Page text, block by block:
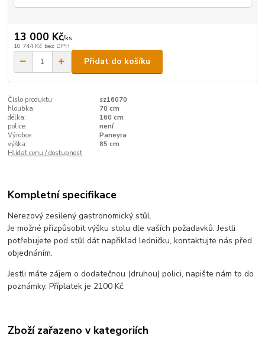
13 000 Kč/ks
10 744 Kč bez DPH
Přidat do košíku
Číslo produktu:
sz16070
hloubka:
70 cm
délka:
160 cm
police:
není
Výrobce:
Paneyra
výška:
85 cm
Hlídat cenu / dostupnost
Kompletní specifikace
Nerezový zesilený gastronomický stůl.
Je možné přízpůsobit výšku stolu dle vaších požadavků. Jestli
potřebujete pod stůl dát napřiklad ledničku, kontaktujte nás před
objednáním.
Jestli máte zájem o dodatečnou (druhou) polici, napište nám to do
poznámky. Příplatek je 2100 Kč.
Zboží zařazeno v kategoriích